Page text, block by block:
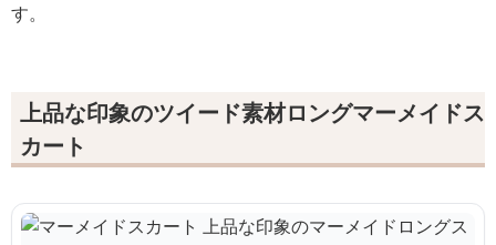
す。
上品な印象のツイード素材ロングマーメイドス
カート